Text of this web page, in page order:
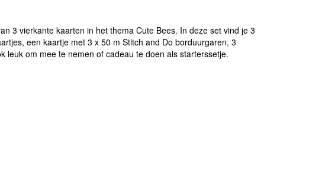
3 vierkante kaarten in het thema Cute Bees. In deze set vind je 3
een kaartje met 3 x 50 m Stitch and Do borduurgaren, 3
om mee te nemen of cadeau te doen als starterssetje.